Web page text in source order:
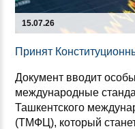
15.07.26
При­нят
Документ вводит
международные
Ташкентского
(ТМФЦ), который